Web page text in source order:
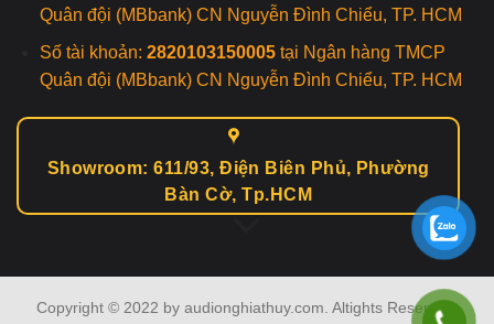
Quân đội (MBbank) CN Nguyễn Đình Chiểu, TP. HCM
Số tài khoản: 2820103150005tại Ngân hàng TMCP
Quân đội (MBbank) CN Nguyễn Đình Chiểu, TP. HCM
Showroom: 611/93, Điện Biên Phủ, Phường
Bàn Cờ, Tp.HCM
Copyright © 2022 by audionghiathuy.com. Altights Reserved.